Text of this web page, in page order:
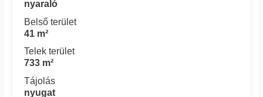
nyaraló
Belső terület
41 m²
Telek terület
733 m²
Tájolás
nyugat